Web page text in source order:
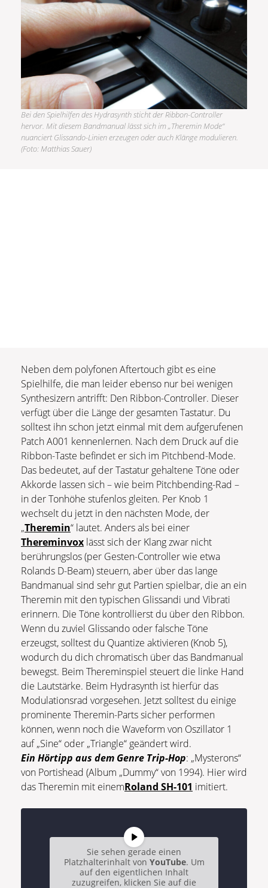
Bei den Spielhilfen des Hydrasynth sticht der Ribbon-Controller
hervor. Mit diesem Bandmanual lässt sich im „Theremin Mode“
nuanciert Glissando-Linien erzeugen oder auch Klänge modulieren.
(Foto: Matthias Sauer)
Neben dem polyfonen Aftertouch gibt es eine
Spielhilfe, die man leider ebenso nur bei wenigen
Synthesizern antrifft: Den Ribbon-Controller. Dieser
verfügt über die Länge der gesamten Tastatur. Du
solltest ihn schon jetzt einmal mit dem aufgerufenen
Patch A001 kennenlernen. Nach dem Druck auf die
Ribbon-Taste befindet er sich im Pitchbend-Mode.
Das bedeutet, auf der Tastatur gehaltene Töne oder
Akkorde lassen sich – wie beim Pitchbending-Rad –
in der Tonhöhe stufenlos gleiten. Per Knob 1
wechselt du jetzt in den nächsten Mode, der
„Theremin“ lautet. Anders als bei einer
Thereminvox lässt sich der Klang zwar nicht
berührungslos (per Gesten-Controller wie etwa
Rolands D-Beam) steuern, aber über das lange
Bandmanual sind sehr gut Partien spielbar, die an ein
Theremin mit den typischen Glissandi und Vibrati
erinnern. Die Töne kontrollierst du über den Ribbon.
Wenn du zuviel Glissando oder falsche Töne
erzeugst, solltest du Quantize aktivieren (Knob 5),
wodurch du dich chromatisch über das Bandmanual
bewegst. Beim Thereminspiel steuert die linke Hand
die Lautstärke. Beim Hydrasynth ist hierfür das
Modulationsrad vorgesehen. Jetzt solltest du einige
prominente Theremin-Parts sicher performen
können, wenn noch die Waveform von Oszillator 1
auf „Sine“ oder „Triangle“ geändert wird.
Ein Hörtipp aus dem Genre Trip-Hop: „Mysterons“
von Portishead (Album „Dummy“ von 1994). Hier wird
das Theremin mit einemRoland SH-101 imitiert.
Sie sehen gerade einen
Platzhalterinhalt von YouTube. Um
auf den eigentlichen Inhalt
zuzugreifen, klicken Sie auf die